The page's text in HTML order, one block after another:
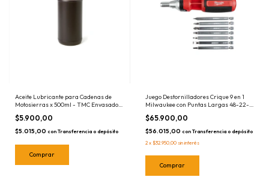
Aceite Lubricante para Cadenas de
Motosierras x 500ml - TMC Envasado
Botella
$5.900,00
$5.015,00 con Transferencia o depósito
Juego Destornilladores Crique 9 en 1
Milwaukee con Puntas Largas 48-22-
2322 Destornillador
$65.900,00
$56.015,00 con Transferencia o depósito
2 x $32.950,00 sin interés